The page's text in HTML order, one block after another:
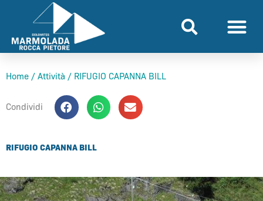
contenuto
Home / Attività / RIFUGIO CAPANNA BILL
Condividi
RIFUGIO CAPANNA BILL